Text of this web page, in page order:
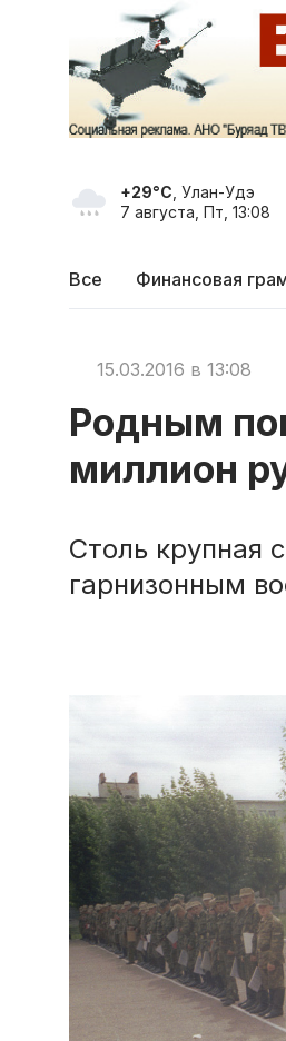
+29°C , Улан-Удэ
7 августа, Пт, 13:08
Все Финансовая
15.03.2016 в 13:08
Родным
миллион
Столь крупная
гарнизонным